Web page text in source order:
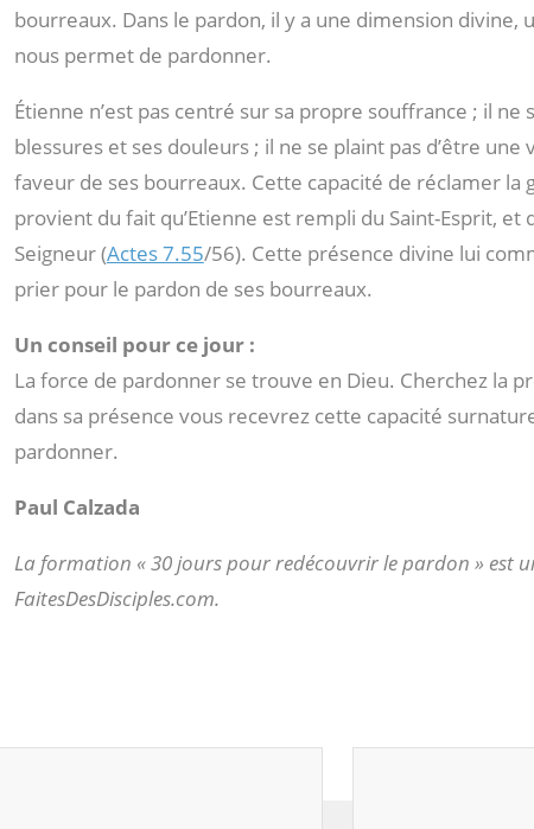
bourreaux. Dans le pardon, il y a une dimension divine,
nous permet de pardonner.
Étienne n’est pas centré sur sa propre souffrance ; il ne
blessures et ses douleurs ; il ne se plaint pas d’être une
faveur de ses bourreaux. Cette capacité de réclamer la
provient du fait qu’Etienne est rempli du Saint-Esprit, et
Seigneur (Actes 7.55/56). Cette présence divine lui
prier pour le pardon de ses bourreaux.
Un conseil pour ce jour :
La force de pardonner se trouve en Dieu. Cherchez la
dans sa présence vous recevrez cette capacité
pardonner.
Paul Calzada
La formation « 30 jours pour redécouvrir le pardon » est
FaitesDesDisciples.com.